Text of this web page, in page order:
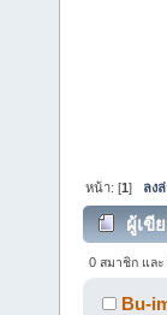
หน้า: [1] ลง
ผู้เขี
0 สมาชิก แล
Bu-